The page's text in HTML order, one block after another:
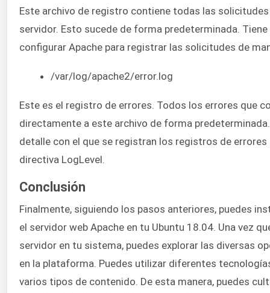
Este archivo de registro contiene todas las
servidor. Esto sucede de forma predeterminada.
configurar Apache para registrar las solicitudes de
/var/log/apache2/error.log
Este es el registro de errores. Todos los errores que
directamente a este archivo de forma
detalle con el que se registran los registros de errores
directiva LogLevel.
Conclusión
Finalmente, siguiendo los pasos anteriores, puedes
el servidor web Apache en tu Ubuntu 18.04. Una vez
servidor en tu sistema, puedes explorar las diversas
en la plataforma. Puedes utilizar diferentes
varios tipos de contenido. De esta manera, puedes